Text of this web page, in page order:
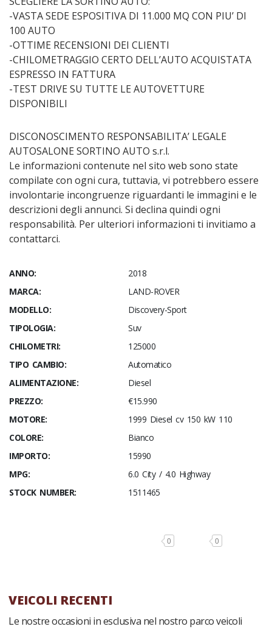
-VASTA SEDE ESPOSITIVA DI 11.000 MQ CON PIU’ DI
100 AUTO
-OTTIME RECENSIONI DEI CLIENTI
-CHILOMETRAGGIO CERTO DELL’AUTO ACQUISTATA
ESPRESSO IN FATTURA
-TEST DRIVE SU TUTTE LE AUTOVETTURE
DISPONIBILI
DISCONOSCIMENTO RESPONSABILITA’ LEGALE
AUTOSALONE SORTINO AUTO s.r.l.
Le informazioni contenute nel sito web sono state
compilate con ogni cura, tuttavia, vi potrebbero essere
involontarie incongruenze riguardanti le immagini e le
descrizioni degli annunci. Si declina quindi ogni
responsabilità. Per ulteriori informazioni ti invitiamo a
contattarci.
ANNO:
2018
MARCA:
LAND-ROVER
MODELLO:
Discovery-Sport
TIPOLOGIA:
Suv
CHILOMETRI:
125000
TIPO CAMBIO:
Automatico
ALIMENTAZIONE:
Diesel
PREZZO:
€15.990
MOTORE:
1999 Diesel cv 150 kW 110
COLORE:
Bianco
IMPORTO:
15990
MPG:
6.0 City / 4.0 Highway
STOCK NUMBER:
1511465
0 0
VEICOLI RECENTI
Le nostre occasioni in esclusiva nel nostro parco veicoli